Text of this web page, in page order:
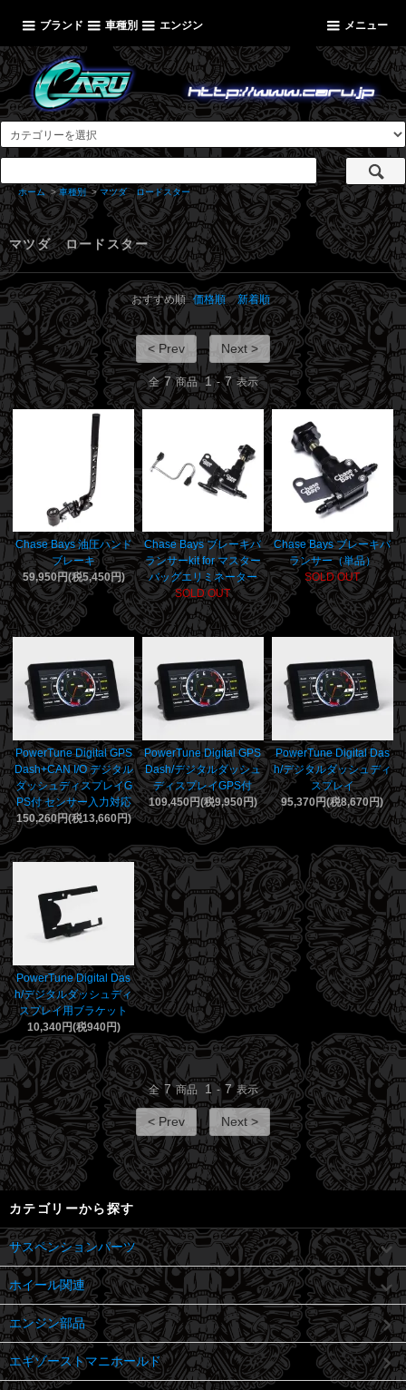
ブランド 車種別 エンジン メニュー
ホーム >車種別 >マツダ ロードスター
マツダ ロードスター
おすすめ順 価格順 新着順
< Prev Next >
全 7 商品 1 - 7 表示
Chase Bays 油圧ハンド
ブレーキ
59,950円(税5,450円)
Chase Bays ブレーキバ
ランサーkit for マスター
バッグエリミネーター
SOLD OUT
Chase Bays ブレーキバ
ランサー（単品）
SOLD OUT
PowerTune Digital GPS
Dash+CAN I/O デジタル
ダッシュディスプレイG
PS付 センサー入力対応
150,260円(税13,660円)
PowerTune Digital GPS
Dash/デジタルダッシュ
ディスプレイGPS付
109,450円(税9,950円)
PowerTune Digital Das
h/デジタルダッシュディ
スプレイ
95,370円(税8,670円)
PowerTune Digital Das
h/デジタルダッシュディ
スプレイ用ブラケット
10,340円(税940円)
全 7 商品 1 - 7 表示
< Prev Next >
カテゴリーから探す
サスペンションパーツ
ホイール関連
エンジン部品
エギゾーストマニホールド